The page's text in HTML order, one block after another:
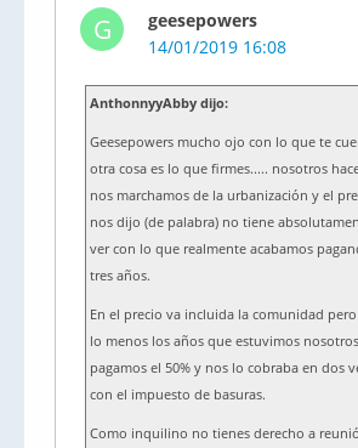
G
geesepowers
14/01/2019 16:08
AnthonnyyAbby dijo:
Geesepowers mucho ojo con lo que te
otra cosa es lo que firmes..... nosotros
nos marchamos de la urbanización y el
nos dijo (de palabra) no tiene
ver con lo que realmente acabamos
tres años.
En el precio va incluida la comunidad
lo menos los años que estuvimos
pagamos el 50% y nos lo cobraba en dos
con el impuesto de basuras.
Como inquilino no tienes derecho a